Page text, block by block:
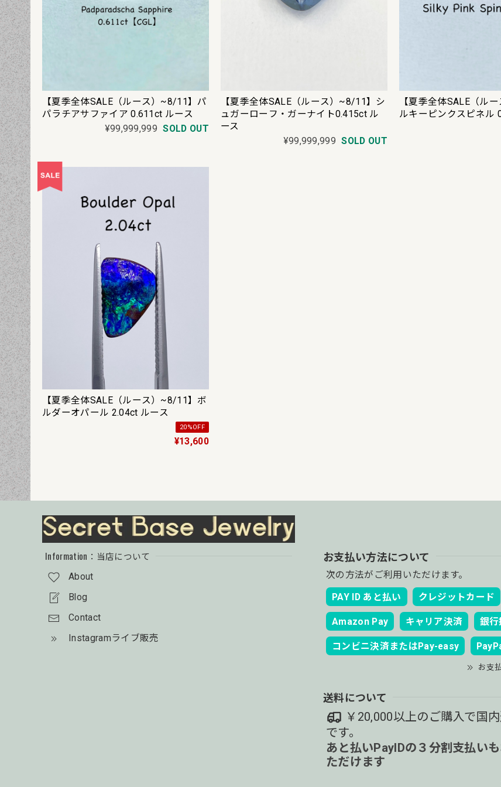
【夏季全体SALE（ルース）~8/11】パ
パラチアサファイア 0.611ct ルース
¥99,999,999 SOLD OUT
【夏季全体SALE（ルース）~8/11】シ
ュガーローフ・ガーナイト0.415ct ル
ース
¥99,999,999 SOLD OUT
【夏季全体SALE（ル
ルキーピンクスピネル
【夏季全体SALE（ルース）~8/11】ボ
ルダーオパール 2.04ct ルース
20%OFF
¥13,600
Information：当店について
About
Blog
Contact
Instagramライブ販売
お支払い方法について
次の方法がご利用いただけます。
PAY ID あと払い
クレジットカード
Amazon Pay キャリア決済 銀
コンビニ決済またはPay-easy
お支
送料について
￥20,000以上のご購入で国
です。
あと払いPayIDの３分割支払い
ただけます